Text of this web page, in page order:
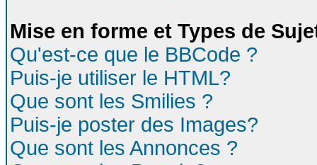
Mise en forme et Types de
Qu'est-ce que le BBCode ?
Puis-je utiliser le HTML?
Que sont les Smilies ?
Puis-je poster des Images?
Que sont les Annonces ?